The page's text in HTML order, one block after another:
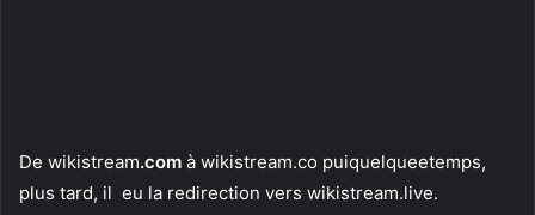
De wikistream.com à wikistream.co puiquelqueetemps,
plus tard, il eu la redirection vers wikistream.live.